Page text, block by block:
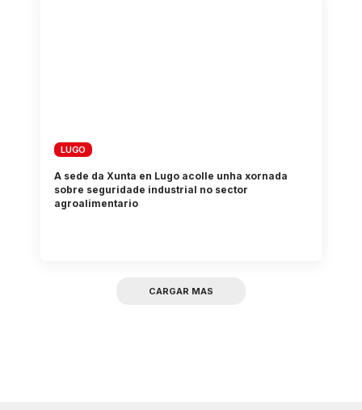
LUGO
A sede da Xunta en Lugo acolle unha xornada
sobre seguridade industrial no sector
agroalimentario
CARGAR MAS